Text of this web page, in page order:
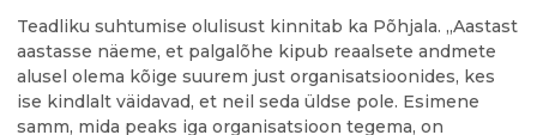
Teadliku suhtumise olulisust kinnitab ka Põhjala. „Aastast
aastasse näeme, et palgalõhe kipub reaalsete andmete
alusel olema kõige suurem just organisatsioonides, kes
ise kindlalt väidavad, et neil seda üldse pole. Esimene
samm, mida peaks iga organisatsioon tegema, on